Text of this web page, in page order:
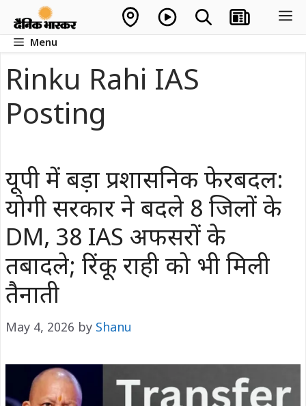
contentMenu
Rinku Rahi IAS
Posting
यूपी में बड़ा प्रशासनिक फेरबदल:
योगी सरकार ने बदले 8 जिलों के
DM, 38 IAS अफसरों के
तबादले; रिंकू राही को भी मिली
तैनाती
May 4, 2026 by Shanu